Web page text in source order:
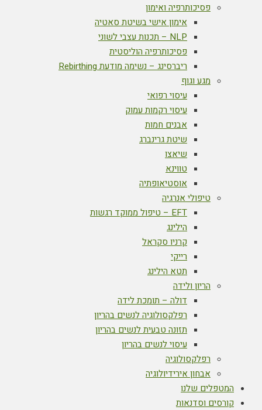
פסיכותרפיה ואימון
אימון אישי בשיטת סאטיה
NLP – תכנות עצבי לשוני
פסיכותרפיה הוליסטית
ריברסינג – נשימה מודעת Rebirthing
מגע וגוף
עיסוי רפואי
עיסוי רקמות עמוק
אבנים חמות
שיטת גרינברג
שיאצו
טווינא
אוסטיאופתיה
טיפולי אנרגיה
EFT – טיפול ממוקד רגשות
הילינג
קרניו סקראל
רייקי
תטא הילינג
הריון ולידה
דולה – תומכת לידה
רפלקסולוגיה לנשים בהריון
תזונה טבעית לנשים בהריון
עיסוי לנשים בהריון
רפלקסולוגיה
אבחון אירידיולוגיה
המטפלים שלנו
קורסים וסדנאות